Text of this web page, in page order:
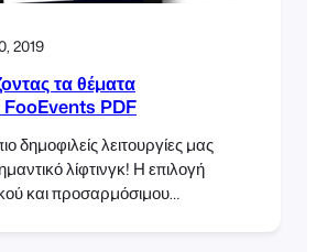
2019
τα θέματα
FooEvents PDF
δημοφιλείς λειτουργίες μας
λίφτινγκ! Η επιλογή
και προσαρμόσιμου